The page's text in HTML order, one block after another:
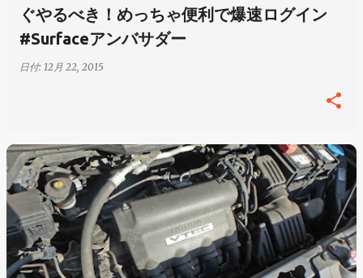
ぐやるべき！めっちゃ便利で爆速ログイン
#Surfaceアンバサダー
日付: 12月 22, 2015